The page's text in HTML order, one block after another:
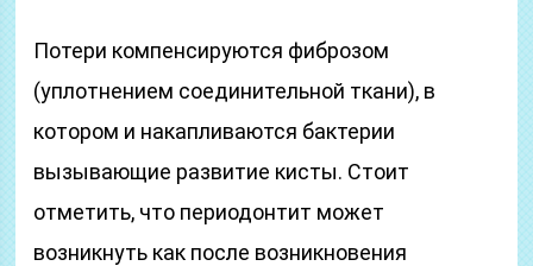
Потери компенсируются фиброзом
(уплотнением соединительной ткани), в
котором и накапливаются бактерии
вызывающие развитие кисты. Стоит
отметить, что периодонтит может
возникнуть как после возникновения